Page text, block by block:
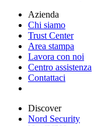
Azienda
Chi siamo
Trust Center
Area stampa
Lavora con noi
Centro assistenza
Contattaci
Discover
Nord Security